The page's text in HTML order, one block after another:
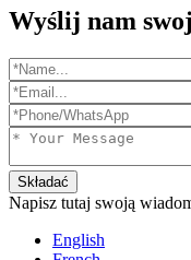
Wyślij nam
Składać
Napisz tutaj swoją
English